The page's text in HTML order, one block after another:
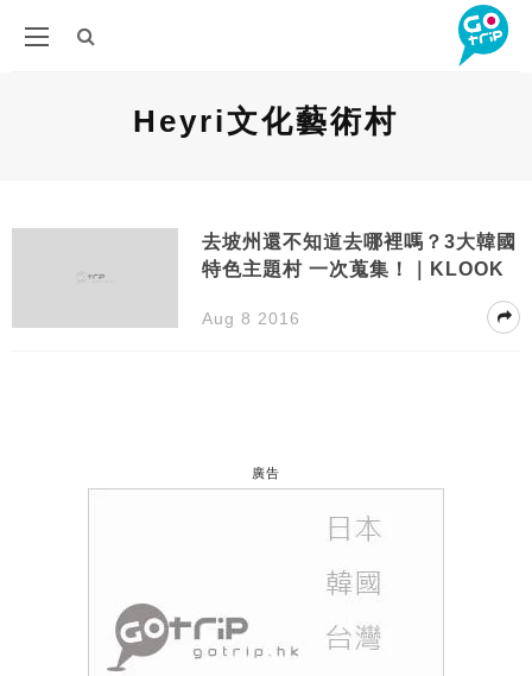
Heyri文化藝術村
去坡州還不知道去哪裡嗎？3大韓國
特色主題村 一次蒐集！｜KLOOK
Aug 8 2016
廣告